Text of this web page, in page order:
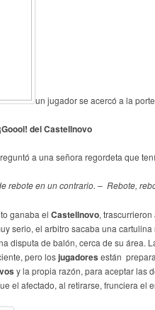
un jugador se acercó a la
del Castellnovo
a una señora regordeta que
rebote en un contrario. – Rebote,
ganaba el Castellnovo,
serio, el arbitro sacaba una cartulina
disputa de balón, cerca de su área.
pero losjugadores están
y la propia razón, para aceptar las
el afectado, al retirarse, frunciera el